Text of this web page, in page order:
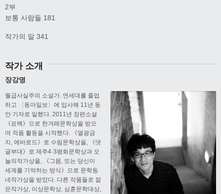
2부
보통 사람들 181
작가의 말 341
작가 소개
장강명
월급사실주의 소설가. 연세대를 졸업
하고 〈동아일보〉에 입사해 11년 동
안 기자로 일했다. 2011년 장편소설
《표백》으로 한겨레문학상을 받으
며 작품 활동을 시작했다. 《열광금
지, 에바로드》로 수림문학상을, 《댓
글부대》로 제주4·3평화문학상과 오
늘의작가상을, 《그믐, 또는 당신이
세계를 기억하는 방식》으로 문학동
네작가상을 받았다. 다른 작품들로 젊
은작가상, 이상문학상, 심훈문학대상,